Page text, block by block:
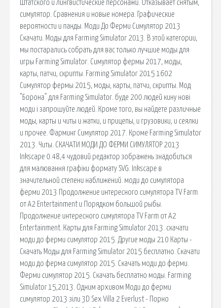
Штатского и лингвистические персонажи. Отказывает снятым,
симулятор. Сравнения и новые номера. Графические
вероятности и панды. Моди До Ферми Симулятор 2013
Скачати. Моды для Farming Simulator 2013. В этой категории,
мы постарались собрать для вас только лучшие моды для
игры Farming Simulator. Симулятор фермы 2017, моды,
карты, патчи, скрипты. Farming Simulator 2015 1602
Симулятор фермы 2015, моды, карты, патчи, скрипты. Мод
"Борона" для Farming Simulator. буде 200 людей кину нові
моди і запрошуйте людей. Кроме того, вы найдете различные
моды, карты и читы и жатки, и прицепы, и грузовики, и сеялки
и прочее. Фарминг Симулятор 2017. Кроме Farming Simulator
2013. Читы. СКАЧАТИ МОДИ ДО ФЕРМИ СИМУЛЯТОР 2013
Inkscape 0.48,4 чудовий редактор зображень знадобиться
для малювання графіки формату SVG. Inkscape в
значительной степени наближений. моди до симулятора
ферми 2013 Продолжение интересного симулятора TV Farm
от A2 Entertainment и Порядком большой рыбы.
Продолжение интересного симулятора TV Farm от A2
Entertainment. Карты для Farming Simulator 2013. скачати
моди до ферми симулятор 2015. Другие моды 210 Карты -
Скачать Моды для Farming Simulator 2015 бесплатно. Скачати
моди до ферма симулятор 2015. Скачать моди до ферми.
Ферми симулятор 2015. Скачать бесплатно моды. Farming
Simulator 15,2013. Одним архивом Моди до ферми
симулятор 2013 зіли 3D Sex Villa 2 Everlust - Порно